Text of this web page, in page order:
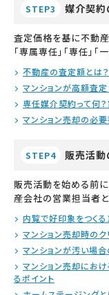
STEP3 媒介契約
査定価格を基に不動
「専属専任」「専任」「
不動産の査定額とは
マンションが高額査定
専任媒介契約って何
マンション売却の必要
STEP4 販売活
販売活動を始める前
産会社の営業担当者と
内覧で好印象をつく
マンション売却時のク
マンションが汚い場
マンション売却にお
るポイント